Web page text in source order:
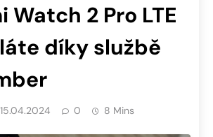
Watch 2 Pro LTE
díky službě
15.04.2024 0 8 Mins